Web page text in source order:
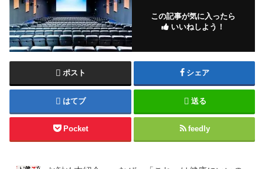
この記事が気に入ったら
いいねしよう！
ポスト シェア
はてブ 送る
Pocket feedly